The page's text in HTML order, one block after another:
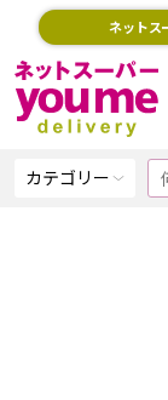
ネットス
カテゴリー